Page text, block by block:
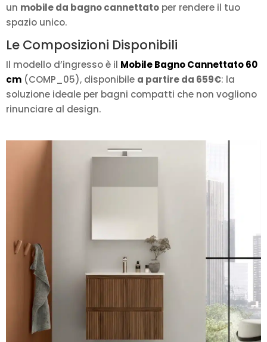
un mobile da bagno cannettato per rendere il tuo
spazio unico.
Le Composizioni Disponibili
Il modello d’ingresso è il Mobile Bagno Cannettato 60
cm (COMP_05), disponibile a partire da 659€: la
soluzione ideale per bagni compatti che non vogliono
rinunciare al design.